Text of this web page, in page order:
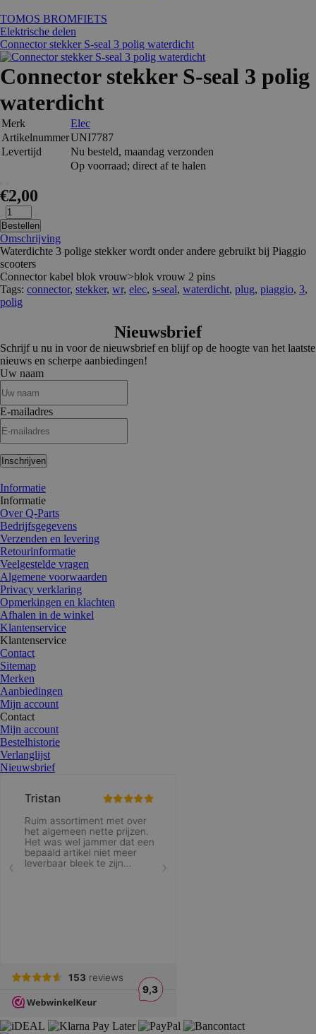
TOMOS BROMFIETS
Elektrische delen
Connector stekker S-seal 3 polig waterdicht
Connector stekker S-seal 3 polig
waterdicht
Merk
Elec
ArtikelnummerUNI7787
Levertijd
Nu besteld, maandag verzonden
Op voorraad; direct af te halen
€2,00
Bestellen
Omschrijving
Waterdichte 3 polige stekker wordt onder andere gebruikt bij Piaggio
scooters
Connector kabel blok vrouw>blok vrouw 2 pins
Tags: connector, stekker, wr, elec, s-seal, waterdicht, plug, piaggio, 3,
polig
Nieuwsbrief
Schrijf u nu in voor de nieuwsbrief en blijf op de hoogte van het laatste
nieuws en scherpe aanbiedingen!
Uw naam
E-mailadres
Inschrijven
Informatie
Informatie
Over Q-Parts
Bedrijfsgegevens
Verzenden en levering
Retourinformatie
Veelgestelde vragen
Algemene voorwaarden
Privacy verklaring
Opmerkingen en klachten
Afhalen in de winkel
Klantenservice
Klantenservice
Contact
Sitemap
Merken
Aanbiedingen
Mijn account
Contact
Mijn account
Bestelhistorie
Verlanglijst
Nieuwsbrief